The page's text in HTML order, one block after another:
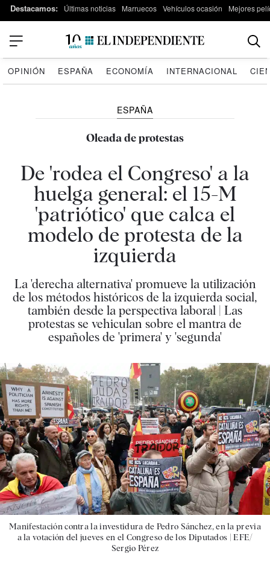
Destacamos: Últimas noticias Marruecos Vehículos ocasión Mejores
OPINIÓN ESPAÑA ECONOMÍA INTERNACIONAL
ESPAÑA
Oleada de protestas
De 'rodea el Congreso' a la
huelga general: el 15-M
'patriótico' que calca el
modelo de protesta de la
izquierda
La 'derecha alternativa' promueve la utilización
de los métodos históricos de la izquierda social,
también desde la perspectiva laboral | Las
protestas se vehiculan sobre el mantra de
españoles de 'primera' y 'segunda'
Manifestación contra la investidura de Pedro Sánchez, en la previa
a la votación del jueves en el Congreso de los Diputados |EFE/
Sergio Pérez